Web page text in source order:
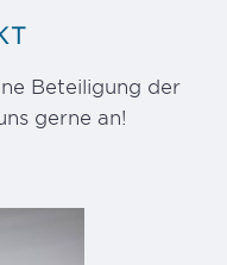
Beteiligung der
gerne an!